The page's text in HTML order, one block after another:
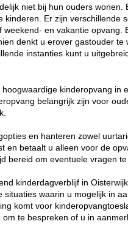
niet bij hun ouders wonen.
Er zijn verschillende
en vakantie opvang.
denkt u erover gastouder te
instanties kunt u
kinderopvang in
belangrijk zijn voor
en hanteren zowel
en betaalt u alleen voor de
bereid om eventuele vragen
kinderdagverblijf in
waarin u mogelijk in
komt voor
te bespreken of u in